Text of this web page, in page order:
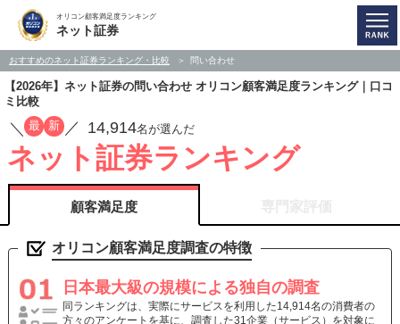
オリコン顧客満足度ランキング
ネット証券
おすすめのネット証券ランキング・比較 問い合わせ
【2026年】ネット証券の問い合わせ オリコン顧客満足度ランキング｜口コ
ミ比較
／ 最 新 ／ 14,914名が選んだ
ネット証券ランキング
顧客満足度
オリコン顧客満足度調査の特徴
日本最大級の規模による独自の調査
同ランキングは、実際にサービスを利用した14,914名の消費者の
方々のアンケートを基に、調査した31企業（サービス）を対象に